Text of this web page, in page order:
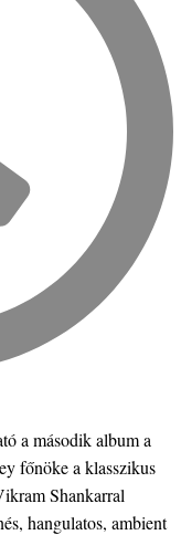
a második album a
főnöke a klasszikus
Shankarral
hangulatos, ambient